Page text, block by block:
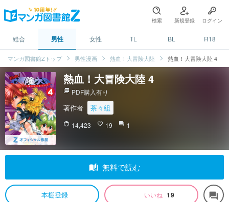
検索 新規登録 ログイン
総合 男性 女性 TL BL R18
マンガ図書館Zトップ 男性漫画 熱血！大冒険大陸 熱血！大冒険大陸 4
熱血！大冒険大陸 4
picture_as_pdf PDF購入有り
著作者 茶々組
face 14,423 favorite_border 19 question_answer 1
auto_stories 無料で読む
本棚登録 いいね 19 forum